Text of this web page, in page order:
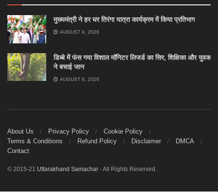
मुख्यमंत्री ने हर घर तिरंगा यात्रा कार्यक्रम में किया प्रतिभाग
AUGUST 9, 2026
डिब्बे में फंस गया विशाल मॉनिटर लिजर्ड का सिर, शिक्षिका और युवक
ने बचाई जान
AUGUST 9, 2026
About Us Privacy Policy
Cookie Policy
Terms & Conditions
Refund Policy Disclaimer
DMCA
Contact
© 2015-21 Uttarakhand Samachar - All Rights Reserved.